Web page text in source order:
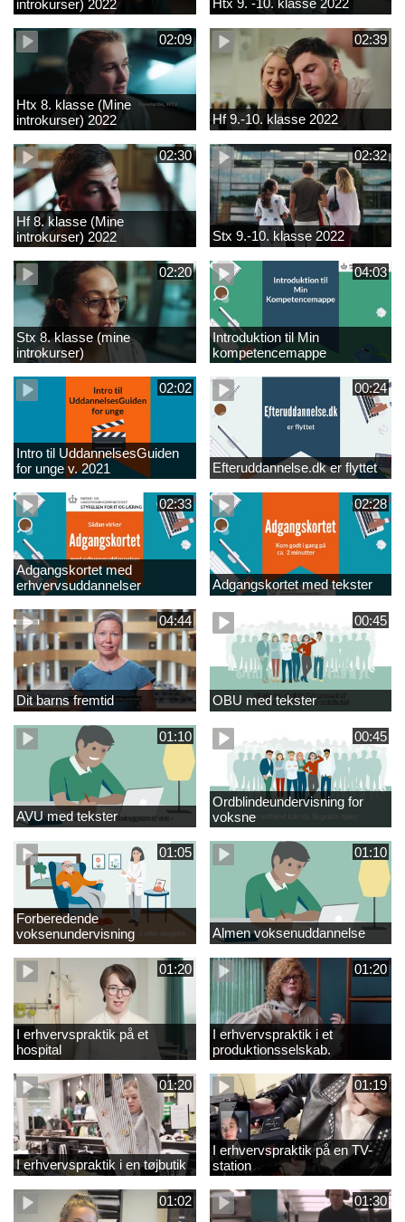
introkurser) 2022 Htx 9. -10. klasse 2022
02:09
Htx 8. klasse (Mine
introkurser) 2022
02:39
Hf 9.-10. klasse 2022
02:30
Hf 8. klasse (Mine
introkurser) 2022
02:32
Stx 9.-10. klasse 2022
02:20
Stx 8. klasse (mine
introkurser)
04:03
Introduktion til Min
kompetencemappe
02:02
Intro til UddannelsesGuiden
for unge v. 2021
00:24
Efteruddannelse.dk er flyttet
02:33
Adgangskortet med
erhvervsuddannelser
02:28
Adgangskortet med tekster
04:44
Dit barns fremtid
00:45
OBU med tekster
01:10
AVU med tekster
00:45
Ordblindeundervisning for
voksne
01:05
Forberedende
voksenundervisning
01:10
Almen voksenuddannelse
01:20
I erhvervspraktik på et
hospital
01:20
I erhvervspraktik i et
produktionsselskab.
01:20
I erhvervspraktik i en tøjbutik
01:19
I erhvervspraktik på en TV-
station
01:02 01:30